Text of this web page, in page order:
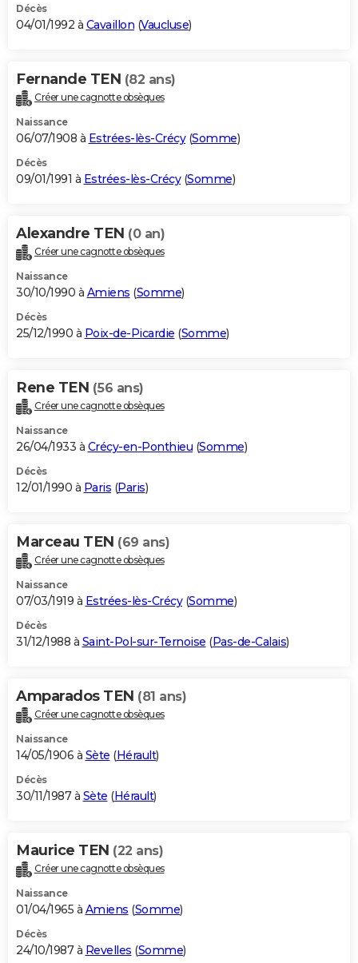
Décès
04/01/1992 à Cavaillon (Vaucluse)
Fernande TEN (82 ans)
Créer une cagnotte obsèques
Naissance
06/07/1908 à Estrées-lès-Crécy(Somme)
Décès
09/01/1991 à Estrées-lès-Crécy(Somme)
Alexandre TEN (0 an)
Créer une cagnotte obsèques
Naissance
30/10/1990 à Amiens (Somme)
Décès
25/12/1990 à Poix-de-Picardie (Somme)
Rene TEN (56 ans)
Créer une cagnotte obsèques
Naissance
26/04/1933 à Crécy-en-Ponthieu (Somme)
Décès
12/01/1990 à Paris (Paris)
Marceau TEN (69 ans)
Créer une cagnotte obsèques
Naissance
07/03/1919 à Estrées-lès-Crécy(Somme)
Décès
31/12/1988 à Saint-Pol-sur-Ternoise (Pas-de-Calais)
Amparados TEN (81 ans)
Créer une cagnotte obsèques
Naissance
14/05/1906 à Sète (Hérault)
Décès
30/11/1987 à Sète (Hérault)
Maurice TEN (22 ans)
Créer une cagnotte obsèques
Naissance
01/04/1965 à Amiens (Somme)
Décès
24/10/1987 à Revelles (Somme)